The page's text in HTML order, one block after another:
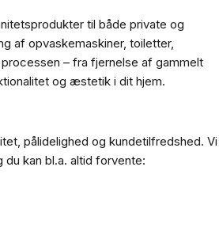
til både private og
af opvaskemaskiner, toiletter,
– fra fjernelse af gammelt
og æstetik i dit hjem.
pålidelighed og kundetilfredshed. Vi
kan bl.a. altid forvente: